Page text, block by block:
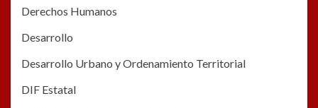
Derechos Humanos
Desarrollo
Desarrollo Urbano y Ordenamiento Territorial
DIF Estatal